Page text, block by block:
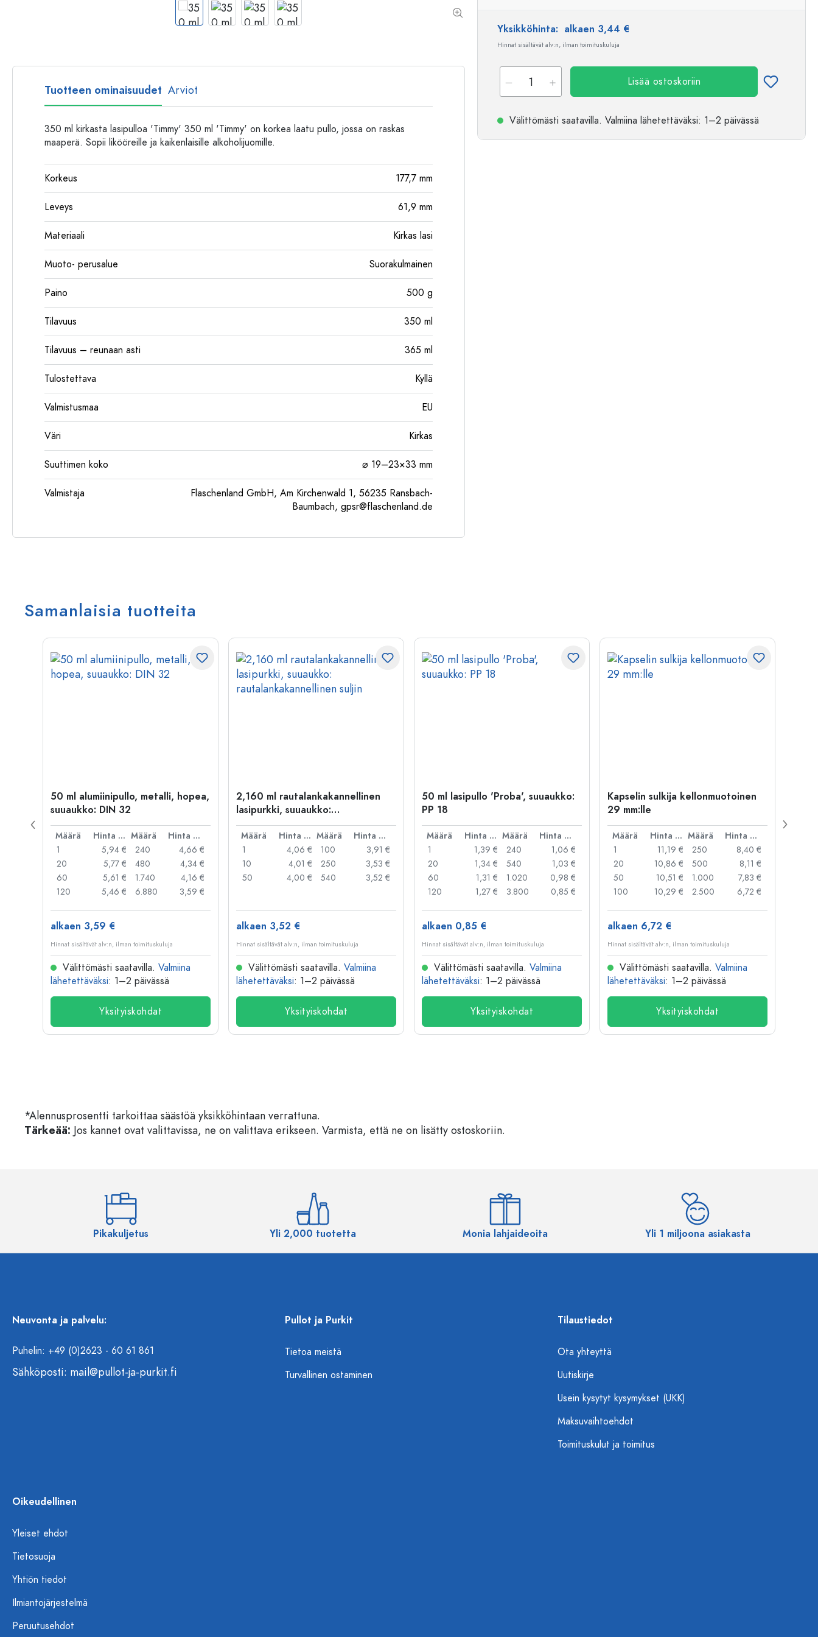
Muovipullot
Yksikköhinta: alkaen 3,44 €
Hinnat sisältävät alv:n, ilman toimituskuluja
Lisää ostoskoriin
Välittömästi saatavilla. Valmiina lähetettäväksi: 1–2 päivässä
Tuotteen ominaisuudet Arviot
350 ml kirkasta lasipulloa 'Timmy' 350 ml 'Timmy' on korkea laatu pullo, jossa on raskas
maaperä. Sopii likööreille ja kaikenlaisille alkoholijuomille.
Korkeus 177,7 mm
Leveys 61,9 mm
Materiaali Kirkas lasi
Muoto- perusalue Suorakulmainen
Paino 500 g
Tilavuus 350 ml
Tilavuus – reunaan asti 365 ml
Tulostettava Kyllä
Valmistusmaa EU
Väri Kirkas
Suuttimen koko ⌀ 19–23×33 mm
Valmistaja
Flaschenland GmbH, Am Kirchenwald 1, 56235 Ransbach-
Baumbach, gpsr@flaschenland.de
Samanlaisia tuotteita
50 ml alumiinipullo, metalli, hopea,
suuaukko: DIN 32
Määrä Hinta per kpl Määrä
Hinta per kpl
1
5,94 €
20
5,77 €
60
5,61 €
120
5,46 €
240
4,66 €
480
4,34 €
1.740
4,16 €
6.880
3,59 €
alkaen 3,59 €
Hinnat sisältävät alv:n, ilman toimituskuluja
Välittömästi saatavilla. Valmiina
lähetettäväksi: 1–2 päivässä
Yksityiskohdat
2,160 ml rautalankakannellinen
lasipurkki, suuaukko:
rautalankakannellinen suljin
Määrä Hinta per kpl Määrä
Hinta per kpl
1
4,06 €
10
4,01 €
50
4,00 €
100
3,91 €
250
3,53 €
540
3,52 €
alkaen 3,52 €
Hinnat sisältävät alv:n, ilman toimituskuluja
Välittömästi saatavilla. Valmiina
lähetettäväksi: 1–2 päivässä
Yksityiskohdat
50 ml lasipullo 'Proba', suuaukko:
PP 18
Määrä Hinta per kpl Määrä
Hinta per kpl
1
1,39 €
20
1,34 €
60
1,31 €
120
1,27 €
240
1,06 €
540
1,03 €
1.020
0,98 €
3.800
0,85 €
alkaen 0,85 €
Hinnat sisältävät alv:n, ilman toimituskuluja
Välittömästi saatavilla. Valmiina
lähetettäväksi: 1–2 päivässä
Yksityiskohdat
Kapselin sulkija kellonmuotoinen
29 mm:lle
Määrä Hinta per kpl Määrä
Hinta per kpl
1
11,19 €
20
10,86 €
50
10,51 €
100
10,29 €
250
8,40 €
500
8,11 €
1.000
7,83 €
2.500
6,72 €
alkaen 6,72 €
Hinnat sisältävät alv:n, ilman toimituskuluja
Välittömästi saatavilla. Valmiina
lähetettäväksi: 1–2 päivässä
Yksityiskohdat
*Alennusprosentti tarkoittaa säästöä yksikköhintaan verrattuna.
Tärkeää: Jos kannet ovat valittavissa, ne on valittava erikseen. Varmista, että ne on lisätty ostoskoriin.
Pikakuljetus Yli 2,000 tuotetta Monia lahjaideoita Yli 1 miljoona asiakasta
Neuvonta ja palvelu:
Puhelin: +49 (0)2623 - 60 61 861
Sähköposti: mail@pullot-ja-purkit.fi
Pullot ja Purkit
Tietoa meistä
Turvallinen ostaminen
Tilaustiedot
Ota yhteyttä
Uutiskirje
Usein kysytyt kysymykset (UKK)
Maksuvaihtoehdot
Toimituskulut ja toimitus
Oikeudellinen
Yleiset ehdot
Tietosuoja
Yhtiön tiedot
Ilmiantojärjestelmä
Peruutusehdot